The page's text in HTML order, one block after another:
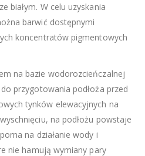
białym. W celu uzyskania
barwić dostępnymi
koncentratów pigmentowych
na bazie wodorozcieńczalnej
przygotowania podłoża przed
tynków elewacyjnych na
na podłożu powstaje
na działanie wody i
nie hamują wymiany pary